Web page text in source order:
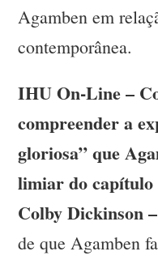
Agamben em
contemporânea.
IHU On-Line –
compreender a
gloriosa” que
limiar do capítulo
Colby Dickinson –
de que Agamben